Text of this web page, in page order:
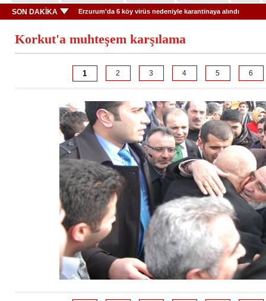
SON DAKİKA Erzurum'da 6 köy virüs nedeniyle karantinaya alındı
Korkut'a muhteşem karşılama
1 2 3 4 5 6